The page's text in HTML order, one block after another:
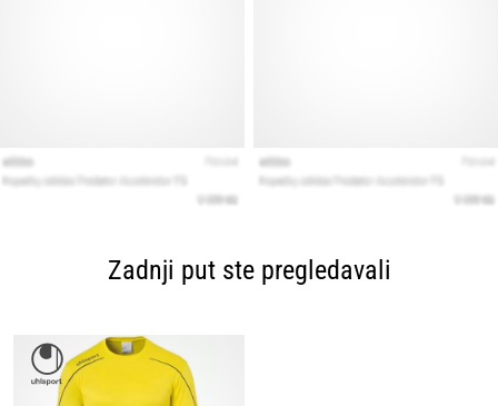
Zadnji put ste pregledavali